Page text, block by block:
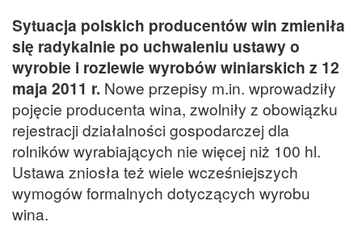
Sytuacja polskich producentów win zmieniła
się radykalnie po uchwaleniu ustawy o
wyrobie i rozlewie wyrobów winiarskich z 12
maja 2011 r. Nowe przepisy m.in. wprowadziły
pojęcie producenta wina, zwolniły z obowiązku
rejestracji działalności gospodarczej dla
rolników wyrabiających nie więcej niż 100 hl.
Ustawa zniosła też wiele wcześniejszych
wymogów formalnych dotyczących wyrobu
wina.